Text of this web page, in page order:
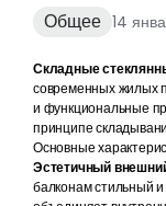
Общее 14
Складные
современных жилых
и функциональные
принципе
Основные
Эстетичный
балконам стильный